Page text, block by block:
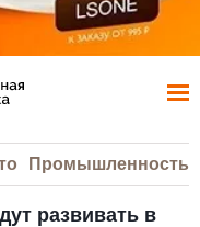
Промышленность
развивать в